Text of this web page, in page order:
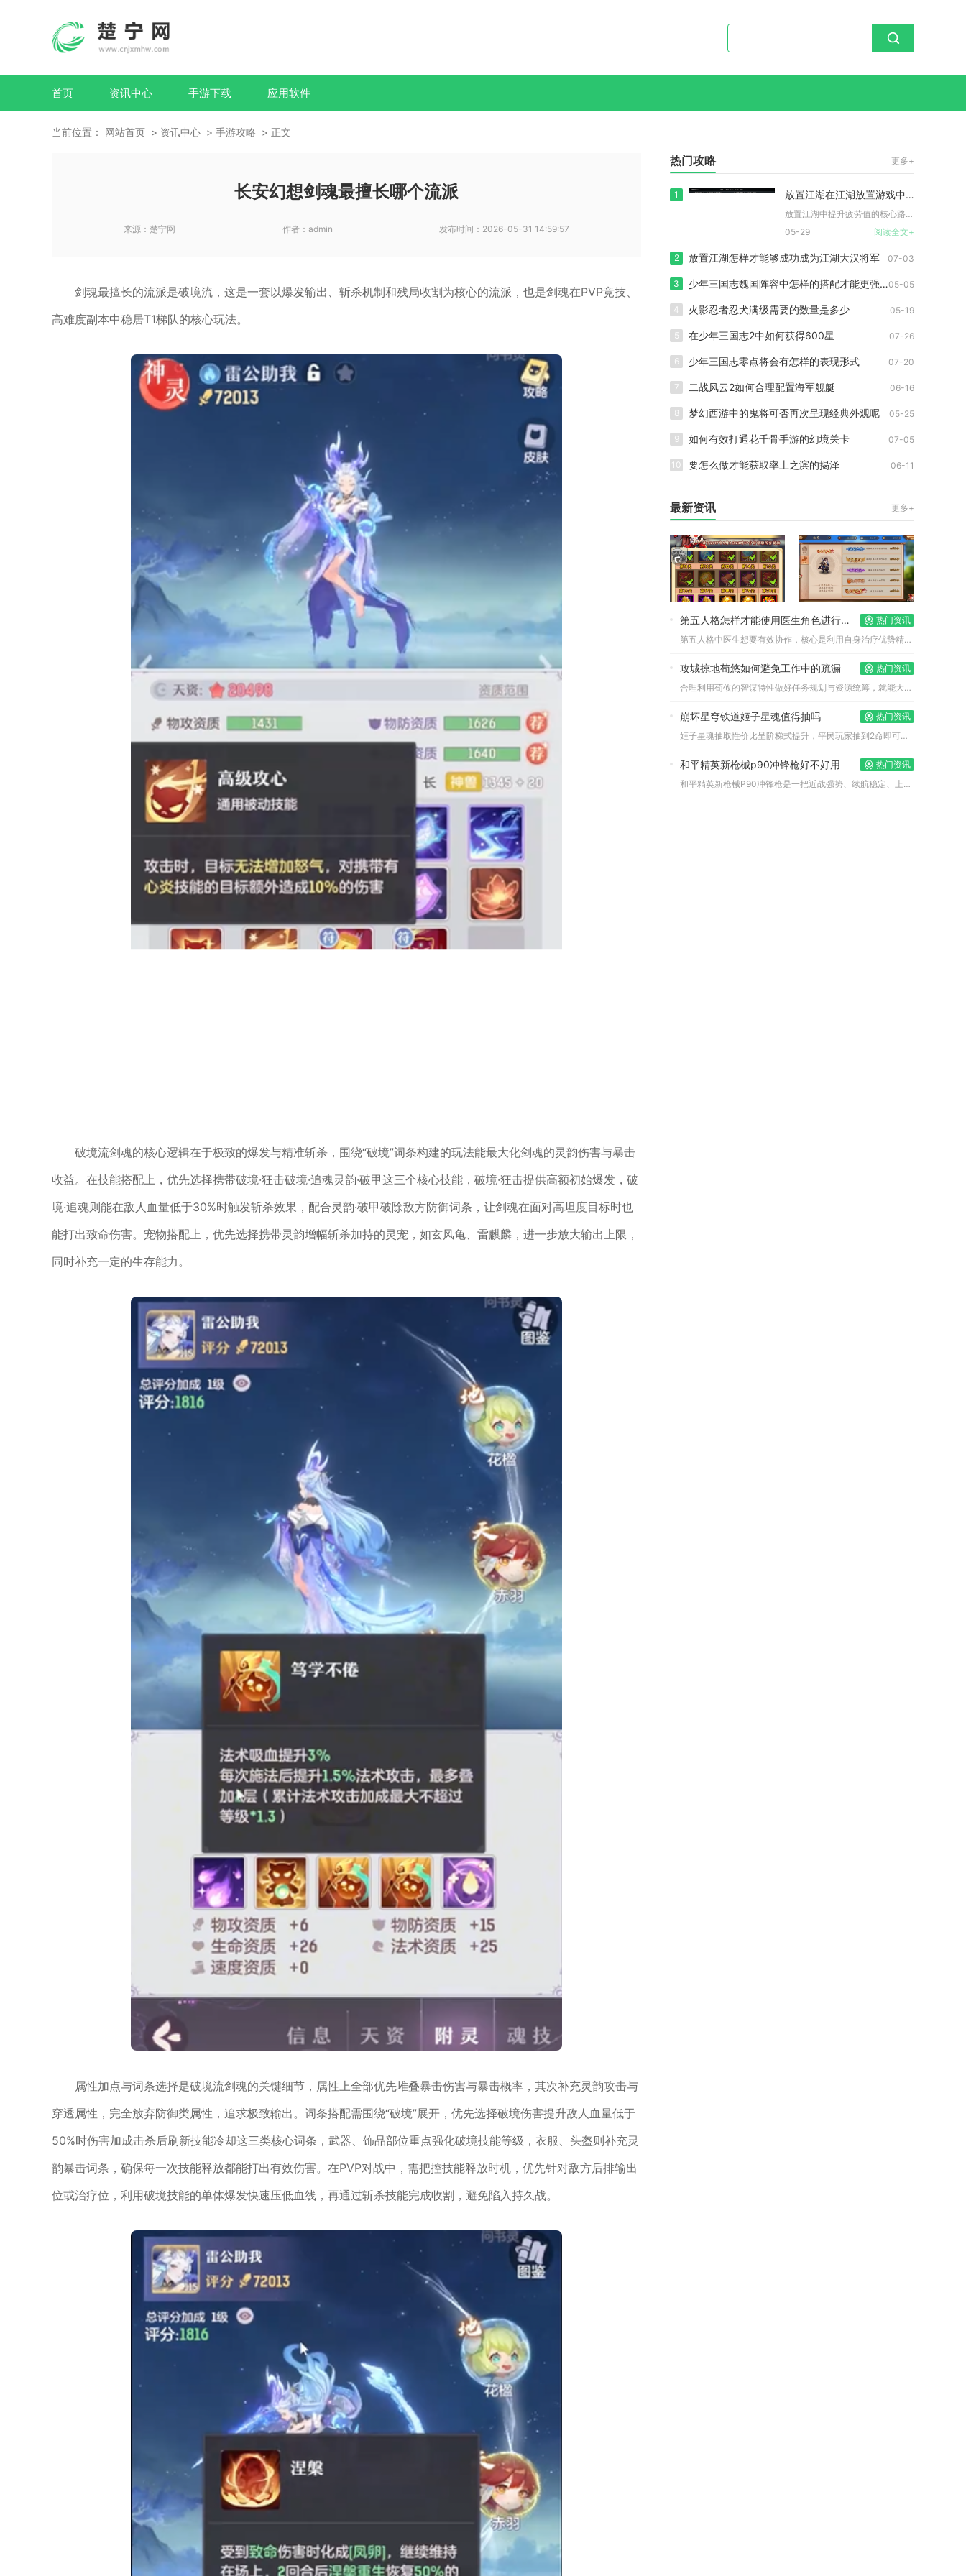
首页 资讯中心 手游下载 应用软件
当前位置： 网站首页 资讯中心 手游攻略 正文
长安幻想剑魂最擅长哪个流派
来源： 楚宁网 作者： admin 发布时间： 2026-05-31 14:59:57
剑魂最擅长的流派是破境流，这是一套以爆发输出、斩杀机制和残局收割为核心的流派，也是剑魂在PVP竞技、
高难度副本中稳居T1梯队的核心玩法。
破境流剑魂的核心逻辑在于极致的爆发与精准斩杀，围绕“破境”词条构建的玩法能最大化剑魂的灵韵伤害与暴击
收益。在技能搭配上，优先选择携带破境·狂击破境·追魂灵韵·破甲这三个核心技能，破境·狂击提供高额初始爆发，破
境·追魂则能在敌人血量低于30%时触发斩杀效果，配合灵韵·破甲破除敌方防御词条，让剑魂在面对高坦度目标时也
能打出致命伤害。宠物搭配上，优先选择携带灵韵增幅斩杀加持的灵宠，如玄风龟、雷麒麟，进一步放大输出上限，
同时补充一定的生存能力。
属性加点与词条选择是破境流剑魂的关键细节，属性上全部优先堆叠暴击伤害与暴击概率，其次补充灵韵攻击与
穿透属性，完全放弃防御类属性，追求极致输出。词条搭配需围绕“破境”展开，优先选择破境伤害提升敌人血量低于
50%时伤害加成击杀后刷新技能冷却这三类核心词条，武器、饰品部位重点强化破境技能等级，衣服、头盔则补充灵
韵暴击词条，确保每一次技能释放都能打出有效伤害。在PVP对战中，需把控技能释放时机，优先针对敌方后排输出
位或治疗位，利用破境技能的单体爆发快速压低血线，再通过斩杀技能完成收割，避免陷入持久战。
热门攻略 更多+
1 放置江湖在江湖放置游戏中如何增加疲劳值
放置江湖中提升疲劳值的核心路径，在于围绕角色成长体系与场景探...
05-29
阅读全文+
2 放置江湖怎样才能够成功成为江湖大汉将军 07-03
3 少年三国志魏国阵容中怎样的搭配才能更强大05-05
4 火影忍者忍犬满级需要的数量是多少 05-19
5 在少年三国志2中如何获得600星 07-26
6 少年三国志零点将会有怎样的表现形式 07-20
7 二战风云2如何合理配置海军舰艇 06-16
8 梦幻西游中的鬼将可否再次呈现经典外观呢 05-25
9 如何有效打通花千骨手游的幻境关卡 07-05
10 要怎么做才能获取率土之滨的揭泽 06-11
最新资讯 更多+
第五人格怎样才能使用医生角色进行有效协作
热门资讯
第五人格中医生想要有效协作，核心是利用自身治疗优势精准定位、...
攻城掠地苟悠如何避免工作中的疏漏
热门资讯
合理利用荀攸的智谋特性做好任务规划与资源统筹，就能大幅规避攻...
崩坏星穹铁道姬子星魂值得抽吗
热门资讯
姬子星魂抽取性价比呈阶梯式提升，平民玩家抽到2命即可满足日常...
和平精英新枪械p90冲锋枪好不好用
热门资讯
和平精英新枪械P90冲锋枪是一把近战强势、续航稳定、上手门槛...